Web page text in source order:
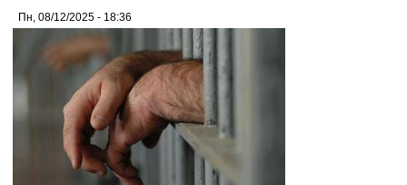
Пн, 08/12/2025 - 18:36